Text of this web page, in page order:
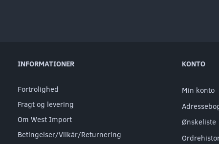
INFORMATIONER
Fortrolighed
Fragt og levering
Om West Import
Betingelser/Vilkår/Returnering
KONTO
Min konto
Ønskeliste